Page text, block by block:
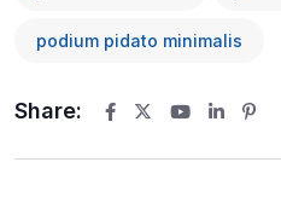
podium pidato minimalis
Share:
Youtube
LinkedIn